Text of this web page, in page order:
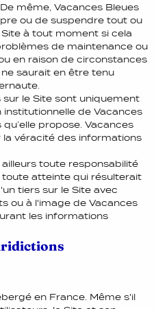
même, Vacances Bleues
ou de suspendre tout ou
à tout moment si cela
de maintenance ou
en raison de circonstances
saurait en être tenu
le Site sont uniquement
de Vacances
propose. Vacances
véracité des informations
toute responsabilité
atteinte qui résulterait
tiers sur le Site avec
ou à l'image de Vacances
les informations
en France. Même s'il